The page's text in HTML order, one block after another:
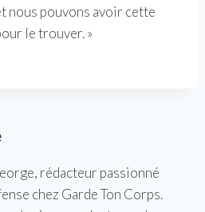
nous pouvons avoir cette
le trouver. »
rédacteur passionné
chez Garde Ton Corps.